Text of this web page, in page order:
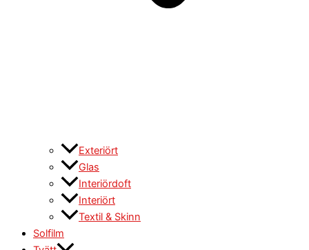
Exteriört
Glas
Interiördoft
Interiört
Textil & Skinn
Solfilm